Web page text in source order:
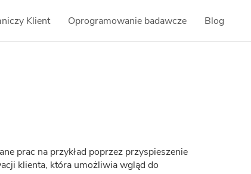
Klient Oprogramowanie badawcze Blog
prac na przykład poprzez przyspieszenie
klienta, która umożliwia wgląd do